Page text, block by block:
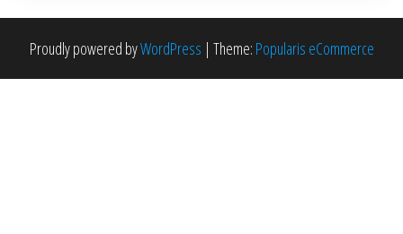
Proudly powered byWordPress | Theme: Popularis eCommerce